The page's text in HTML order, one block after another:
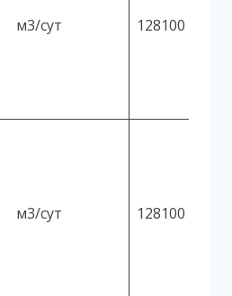
м3/сут 128100
м3/сут 128100